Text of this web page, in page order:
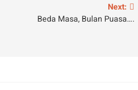
Next:
Beda Masa, Bulan Puasa….